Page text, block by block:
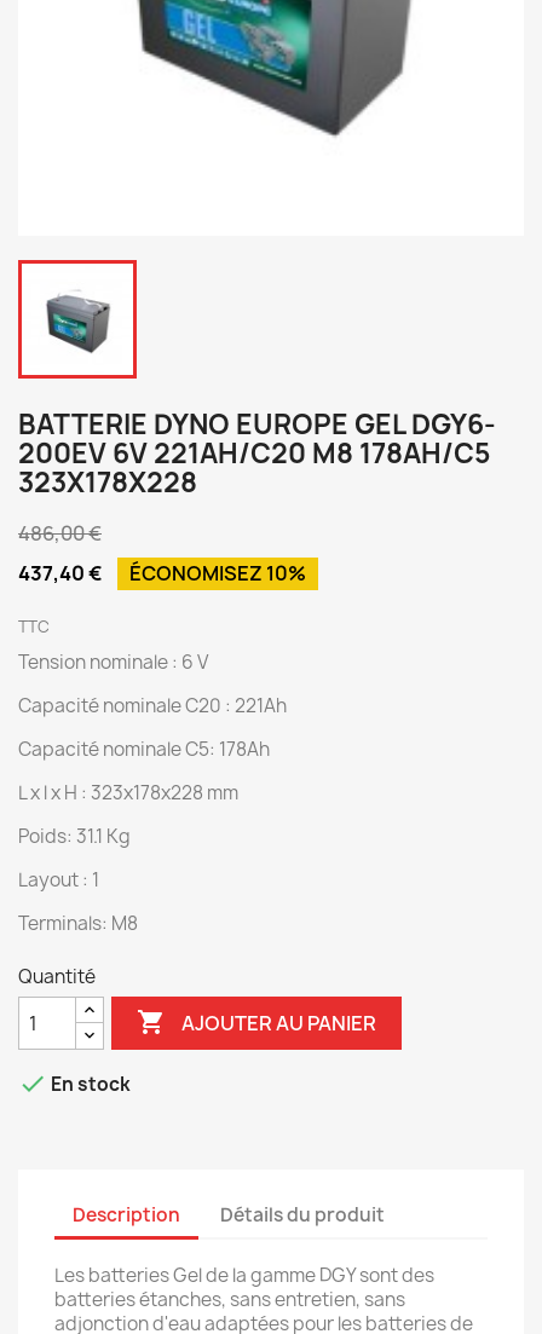
BATTERIE DYNO EUROPE GEL DGY6-
200EV 6V 221AH/C20 M8 178AH/C5
323X178X228
486,00 €
437,40 €
ÉCONOMISEZ 10%
TTC
Tension nominale : 6 V
Capacité nominale C20 : 221Ah
Capacité nominale C5: 178Ah
L x l x H : 323x178x228 mm
Poids: 31.1 Kg
Layout : 1
Terminals: M8
Quantité
 AJOUTER AU PANIER
 En stock
Description Détails du produit
Les batteries Gel de la gamme DGY sont des
batteries étanches, sans entretien, sans
adjonction d'eau adaptées pour les batteries de